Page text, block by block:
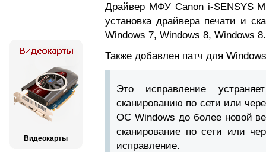
Видеокарты
Драйвер МФУ Canon i-SENSYS
установка драйвера печати и
Windows 7, Windows 8, Windows
Также добавлен патч для
Это исправление
сканированию по сети или
ОС Windows до более новой
сканирование по сети или
исправление.